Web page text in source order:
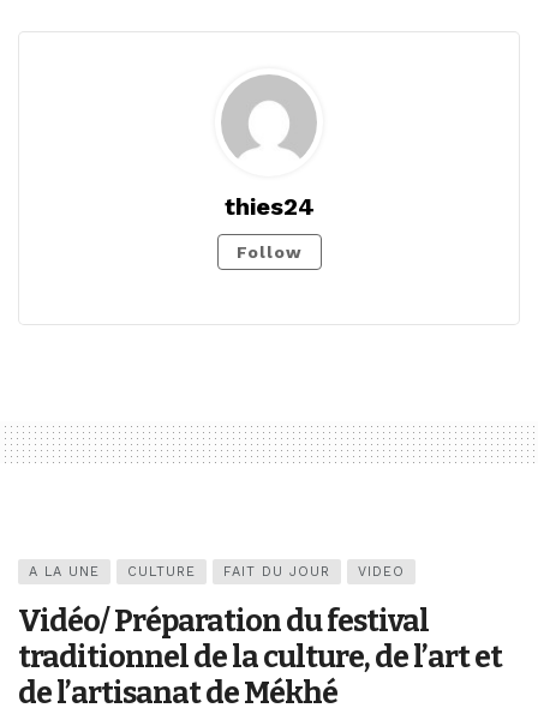
thies24
Follow
A LA UNE CULTURE FAIT DU JOUR VIDEO
Vidéo/ Préparation du festival
traditionnel de la culture, de l’art et
de l’artisanat de Mékhé